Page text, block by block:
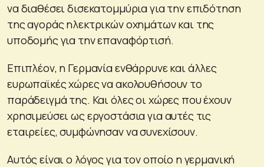
να διαθέσει δισεκατομμύρια για την επιδότηση
της αγοράς ηλεκτρικών οχημάτων και της
υποδομής για την επαναφόρτισή.
Επιπλέον, η Γερμανία ενθάρρυνε και άλλες
ευρωπαϊκές χώρες να ακολουθήσουν το
παράδειγμά της. Και όλες οι χώρες που έχουν
χρησιμεύσει ως εργοστάσια για αυτές τις
εταιρείες, συμφώνησαν να συνεχίσουν.
Αυτός είναι ο λόγος για τον οποίο η γερμανική